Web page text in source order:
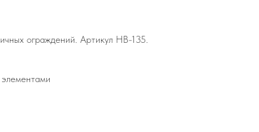
ограждений. Артикул HB-135.